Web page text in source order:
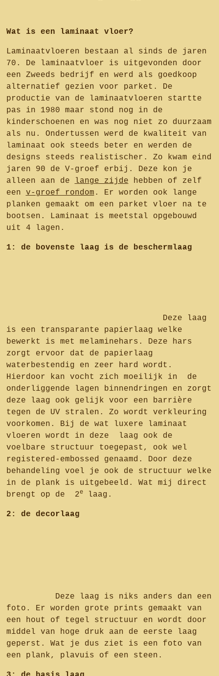
Wat is een laminaat vloer?
Laminaatvloeren bestaan al sinds de jaren
70. De laminaatvloer is uitgevonden door
een Zweeds bedrijf en werd als goedkoop
alternatief gezien voor parket. De
productie van de laminaatvloeren startte
pas in 1980 maar stond nog in de
kinderschoenen en was nog niet zo duurzaam
als nu. Ondertussen werd de kwaliteit van
laminaat ook steeds beter en werden de
designs steeds realistischer. Zo kwam eind
jaren 90 de V-groef erbij. Deze kon je
alleen aan de
lange zijde hebben of zelf
een v-groef rondom . Er worden ook lange
planken gemaakt om een parket vloer na te
bootsen. Laminaat is meetstal opgebouwd
uit 4 lagen.
1: de bovenste laag is de beschermlaag
Deze laag
is een transparante papierlaag welke
bewerkt is met melaminehars. Deze hars
zorgt ervoor dat de papierlaag
waterbestendig en zeer hard wordt.
Hierdoor kan vocht zich moeilijk in de
onderliggende lagen binnendringen en zorgt
deze laag ook gelijk voor een barrière
tegen de UV stralen. Zo wordt verkleuring
voorkomen. Bij de wat luxere laminaat
vloeren wordt in deze laag ook de
voelbare structuur toegepast, ook wel
registered-embossed genaamd. Door deze
behandeling voel je ook de structuur welke
in de plank is uitgebeeld. Wat mij direct
brengt op de 2elaag.
2: de decorlaag
Deze laag is niks anders dan een
foto. Er worden grote prints gemaakt van
een hout of tegel structuur en wordt door
middel van hoge druk aan de eerste laag
geperst. Wat je dus ziet is een foto van
een plank, plavuis of een steen.